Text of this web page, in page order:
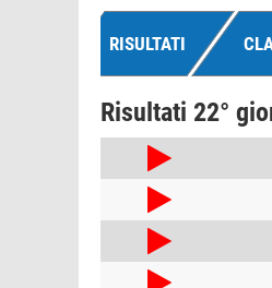
RISULTATI
Risultati 22°